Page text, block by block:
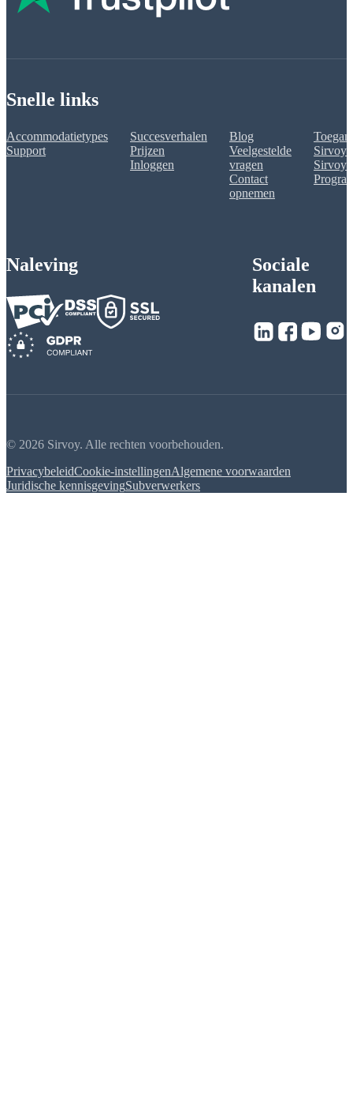
Snelle links
Accommodatietypes
Support
Succesverhalen
Prijzen
Inloggen
Blog
Veelgestelde
vragen
Contact
opnemen
Sirvoy
Sirvoy
Naleving
Sociale
kanalen
© 2026 Sirvoy. Alle rechten voorbehouden.
PrivacybeleidCookie-instellingenAlgemene voorwaarden
Juridische kennisgevingSubverwerkers